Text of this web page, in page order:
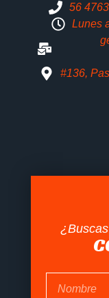
56
Lunes
#136,